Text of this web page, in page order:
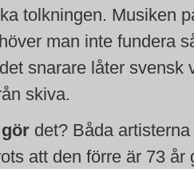
tolkningen. Musiken
man inte fundera
snarare låter
skiva.
det? Båda
att den förre är 73